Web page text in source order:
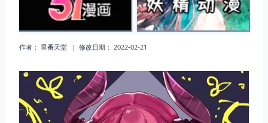
作者： 里番天堂 修改日期： 2022-02-21